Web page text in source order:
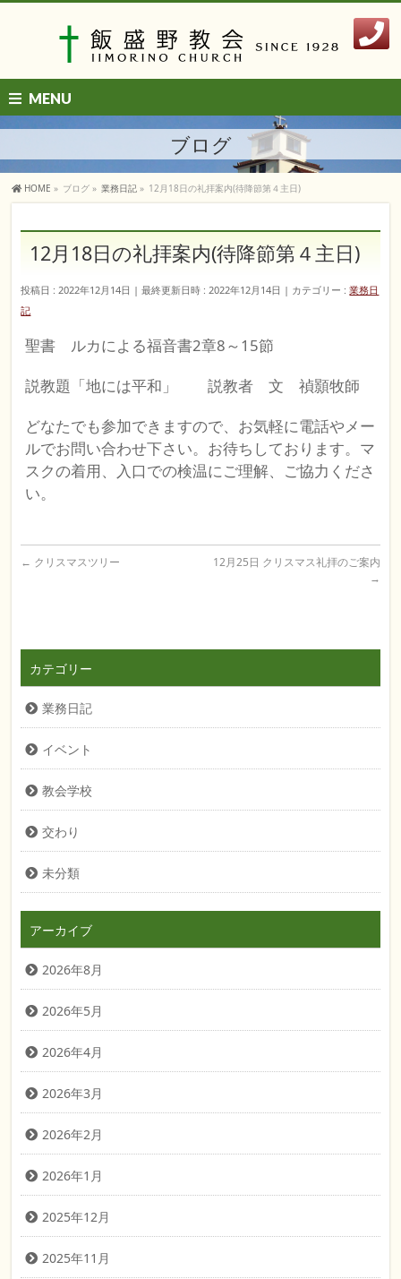
MENU
ブログ
HOME » ブログ » 業務日記 » 12月18日の礼拝案内(待降節第４主日)
12月18日の礼拝案内(待降節第４主日)
投稿日 : 2022年12月14日 最終更新日時 : 2022年12月14日 カテゴリー :業務日
記
聖書 ルカによる福音書2章8～15節
説教題「地には平和」 説教者 文 禎顥牧師
どなたでも参加できますので、お気軽に電話やメー
ルでお問い合わせ下さい。お待ちしております。マ
スクの着用、入口での検温にご理解、ご協力くださ
い。
← クリスマスツリー
12月25日 クリスマス礼拝のご案内
→
カテゴリー
業務日記
イベント
教会学校
交わり
未分類
アーカイブ
2026年8月
2026年5月
2026年4月
2026年3月
2026年2月
2026年1月
2025年12月
2025年11月